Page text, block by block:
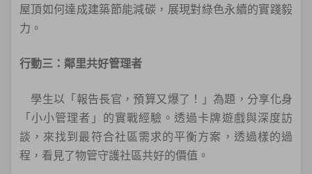
屋頂如何達成建築節能減碳，展現對綠色永續的實踐毅
力。
行動三：鄰里共好管理者
學生以「報告長官，預算又爆了！」為題，分享化身
「小小管理者」的實戰經驗。透過卡牌遊戲與深度訪
談，來找到最符合社區需求的平衡方案，透過樣的過
程，看見了物管守護社區共好的價值。